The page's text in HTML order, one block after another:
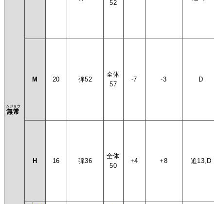
無常
ムジョウ
52
M 20 弾52
全体
57
-7 -3 D
H 16 弾36
全体
50
+4 +8 追13,D